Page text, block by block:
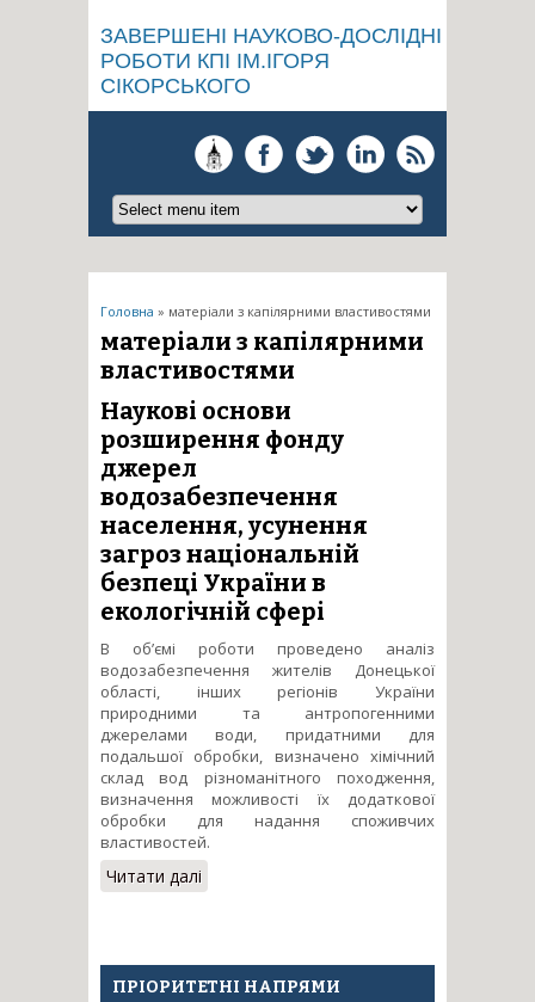
ЗАВЕРШЕНІ НАУКОВО-ДОСЛІДНІ
РОБОТИ КПІ ІМ.ІГОРЯ
СІКОРСЬКОГО
Ви є тут
Головна » матеріали з капілярними властивостями
матеріали з капілярними
властивостями
Наукові основи
розширення фонду
джерел
водозабезпечення
населення, усунення
загроз національній
безпеці України в
екологічній сфері
В об’ємі роботи проведено аналіз
водозабезпечення жителів Донецької
області, інших регіонів України
природними та антропогенними
джерелами води, придатними для
подальшої обробки, визначено хімічний
склад вод різноманітного походження,
визначення можливості їх додаткової
обробки для надання споживчих
властивостей.
Читати далі
розширення фонду джерел
національній безпеці України
в екологічній сфері
ПРІОРИТЕТНІ НАПРЯМИ